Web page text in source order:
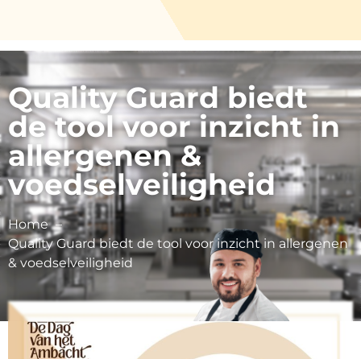
Quality Guard biedt
de tool voor inzicht in
allergenen &
voedselveiligheid
Home
Quality Guard biedt de tool voor inzicht in allergenen
& voedselveiligheid